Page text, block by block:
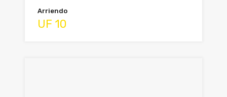
Arriendo
UF 10